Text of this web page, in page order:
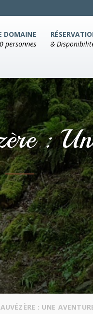
DOMAINE
personnes
&
:
: UNE